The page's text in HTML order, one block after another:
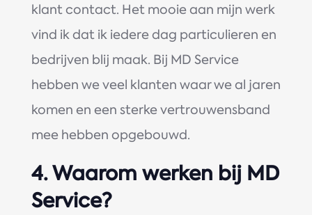
klant contact. Het mooie aan mijn werk
vind ik dat ik iedere dag particulieren en
bedrijven blij maak. Bij MD Service
hebben we veel klanten waar we al jaren
komen en een sterke vertrouwensband
mee hebben opgebouwd.
4.Waarom werken bij MD
Service?